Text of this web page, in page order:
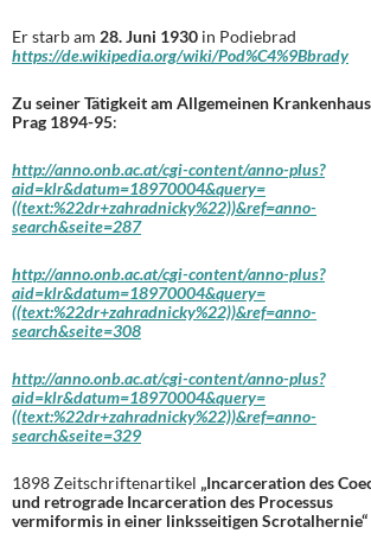
Er starb am 28. Juni 1930 in Podiebrad
https://de.wikipedia.org/wiki/Pod%C4%9Bbrady
Zu seiner Tätigkeit am Allgemeinen
Prag 1894-95:
http://anno.onb.ac.at/cgi-content/anno-plus?
aid=klr&datum=18970004&query=
((text:%22dr+zahradnicky%22))&ref=anno-
search&seite=287
http://anno.onb.ac.at/cgi-content/anno-plus?
aid=klr&datum=18970004&query=
((text:%22dr+zahradnicky%22))&ref=anno-
search&seite=308
http://anno.onb.ac.at/cgi-content/anno-plus?
aid=klr&datum=18970004&query=
((text:%22dr+zahradnicky%22))&ref=anno-
search&seite=329
1898 Zeitschriftenartikel „Incarceration des
und retrograde Incarceration des Processus
vermiformis in einer linksseitigen Scrotalhernie“